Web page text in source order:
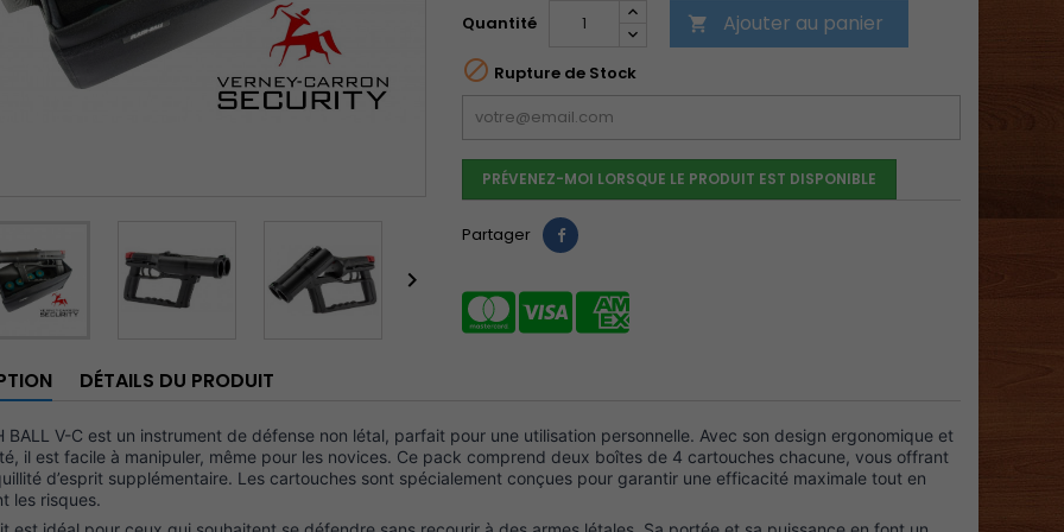

Quantité  Ajouter au panier
 Rupture de Stock
PRÉVENEZ-MOI LORSQUE LE PRODUIT EST DISPONIBLE
Partager
DÉTAILS DU PRODUIT
BALL V-C est un instrument de défense non létal, parfait pour une utilisation personnelle. Avec son design ergonomique et
il est facile à manipuler, même pour les novices. Ce pack comprend deux boîtes de 4 cartouches chacune, vous offrant
d’esprit supplémentaire. Les cartouches sont spécialement conçues pour garantir une efficacité maximale tout en
les risques.